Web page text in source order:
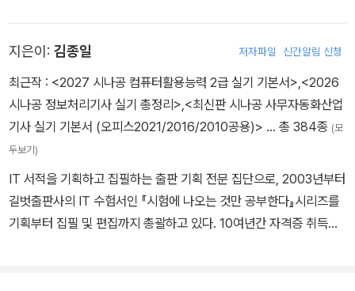
위한 다양한 연구와 집필 활동에 전념하고 있다.
지은이: 김종일 저자파일 신간알림 신청
최근작 : <2027 시나공 컴퓨터활용능력 2급 실기 기본서>,<2026
시나공 정보처리기사 실기 총정리>,<최신판 시나공 사무자동화산업
기사 실기 기본서 (오피스2021/2016/2010공용)> … 총 384종 (모
두보기)
IT 서적을 기획하고 집필하는 출판 기획 전문 집단으로, 2003년부터
길벗출판사의 IT 수험서인 『시험에 나오는 것만 공부한다』시리즈를
기획부터 집필 및 편집까지 총괄하고 있다. 10여년간 자격증 취득에